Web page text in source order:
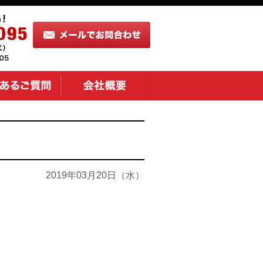
2019年03月20日（水）